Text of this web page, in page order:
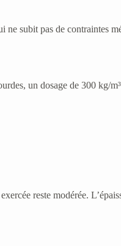
subit pas de contraintes
un dosage de 300 kg/
reste modérée.